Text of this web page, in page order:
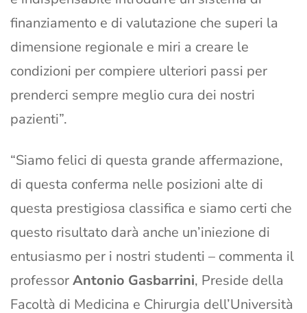
finanziamento e di valutazione che superi la
dimensione regionale e miri a creare le
condizioni per compiere ulteriori passi per
prenderci sempre meglio cura dei nostri
pazienti”.
“Siamo felici di questa grande affermazione,
di questa conferma nelle posizioni alte di
questa prestigiosa classifica e siamo certi che
questo risultato darà anche un’iniezione di
entusiasmo per i nostri studenti – commenta il
professorAntonio Gasbarrini, Preside della
Facoltà di Medicina e Chirurgia dell’Università